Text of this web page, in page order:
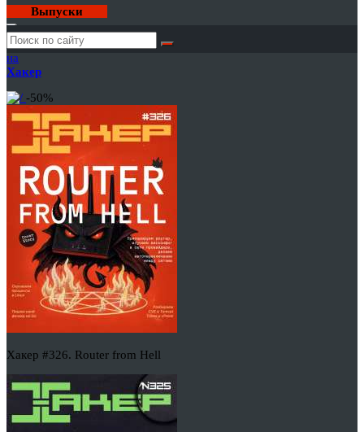
Выпуски
Годовая
подписка
на
Хакер
-50%
Хакер #326. Router from Hell